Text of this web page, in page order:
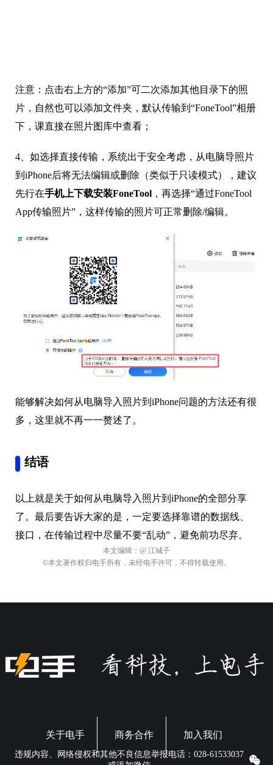
注意：点击右上方的“添加”可二次添加其他目录下的照
片，自然也可以添加文件夹，默认传输到“FoneTool”相册
下，课直接在照片图库中查看；
4、如选择直接传输，系统出于安全考虑，从电脑导照片
到iPhone后将无法编辑或删除（类似于只读模式），建议
先行在手机上下载安装FoneTool ，再选择“通过FoneTool
App传输照片”，这样传输的照片可正常删除/编辑。
能够解决如何从电脑导入照片到iPhone问题的方法还有很
多，这里就不再一一赘述了。
结语
以上就是关于如何从电脑导入照片到iPhone的全部分享
了。最后要告诉大家的是，一定要选择靠谱的数据线、
接口，在传输过程中尽量不要“乱动”，避免前功尽弃。
本文编辑： @ 江城子
©本文著作权归电手所有，未经电手许可，不得转载使用。
关于电手 商务合作 加入我们
违规内容、网络侵权和其他不良信息举报电话：028-61533037